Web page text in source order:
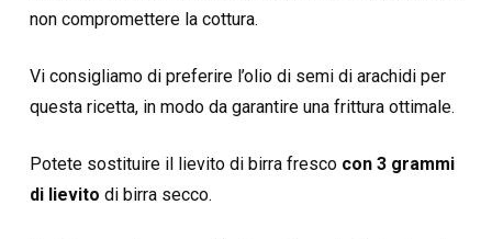
non compromettere la cottura.
Vi consigliamo di preferire l’olio di semi di arachidi per
questa ricetta, in modo da garantire una frittura ottimale.
Potete sostituire il lievito di birra fresco con 3 grammi
di lievito di birra secco.